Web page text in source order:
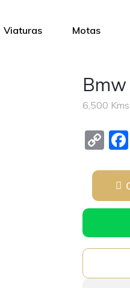
Viaturas Motas
6,500 Kms
C
y
n
k